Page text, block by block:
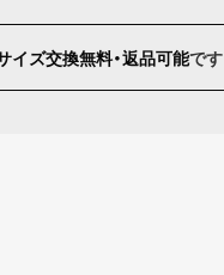
イズ交換無料・返品可能です